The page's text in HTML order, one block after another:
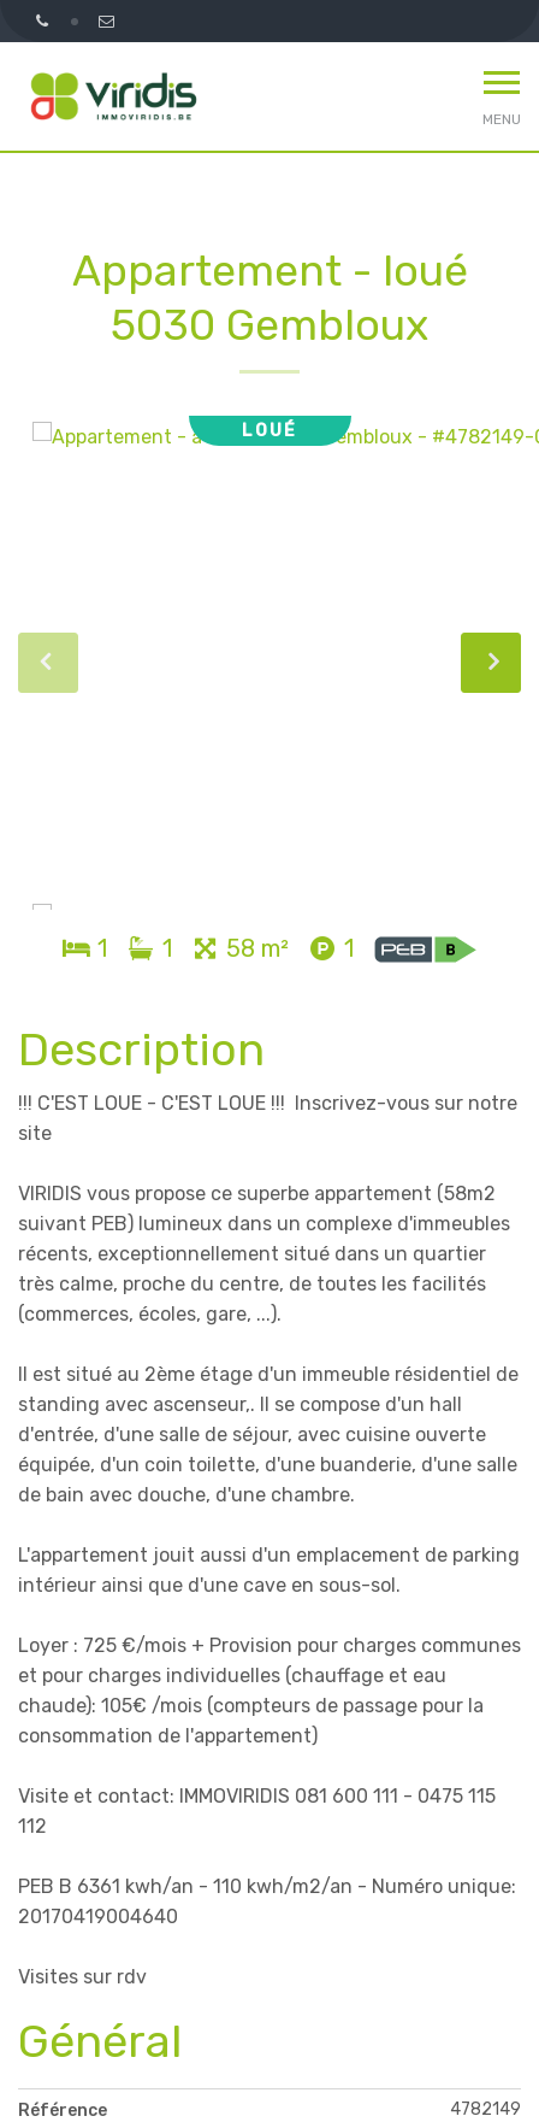
MENU
Appartement - loué
5030 Gembloux
LOUÉ
1 1 58 m² 1
Description
!!! C'EST LOUE - C'EST LOUE !!! Inscrivez-vous sur notre
site
VIRIDIS vous propose ce superbe appartement (58m2
suivant PEB) lumineux dans un complexe d'immeubles
récents, exceptionnellement situé dans un quartier
très calme, proche du centre, de toutes les facilités
(commerces, écoles, gare, ...).
Il est situé au 2ème étage d'un immeuble résidentiel de
standing avec ascenseur,. Il se compose d'un hall
d'entrée, d'une salle de séjour, avec cuisine ouverte
équipée, d'un coin toilette, d'une buanderie, d'une salle
de bain avec douche, d'une chambre.
L'appartement jouit aussi d'un emplacement de parking
intérieur ainsi que d'une cave en sous-sol.
Loyer : 725 €/mois + Provision pour charges communes
et pour charges individuelles (chauffage et eau
chaude): 105€ /mois (compteurs de passage pour la
consommation de l'appartement)
Visite et contact: IMMOVIRIDIS 081 600 111 - 0475 115
112
PEB B 6361 kwh/an - 110 kwh/m2/an - Numéro unique:
20170419004640
Visites sur rdv
Général
Référence 4782149